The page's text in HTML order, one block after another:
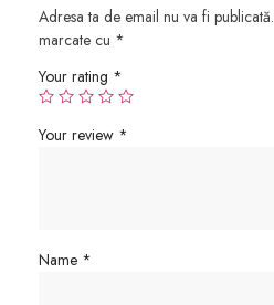
Adresa ta de email nu va fi publicată.
marcate cu *
Your rating *
Your review *
Name *